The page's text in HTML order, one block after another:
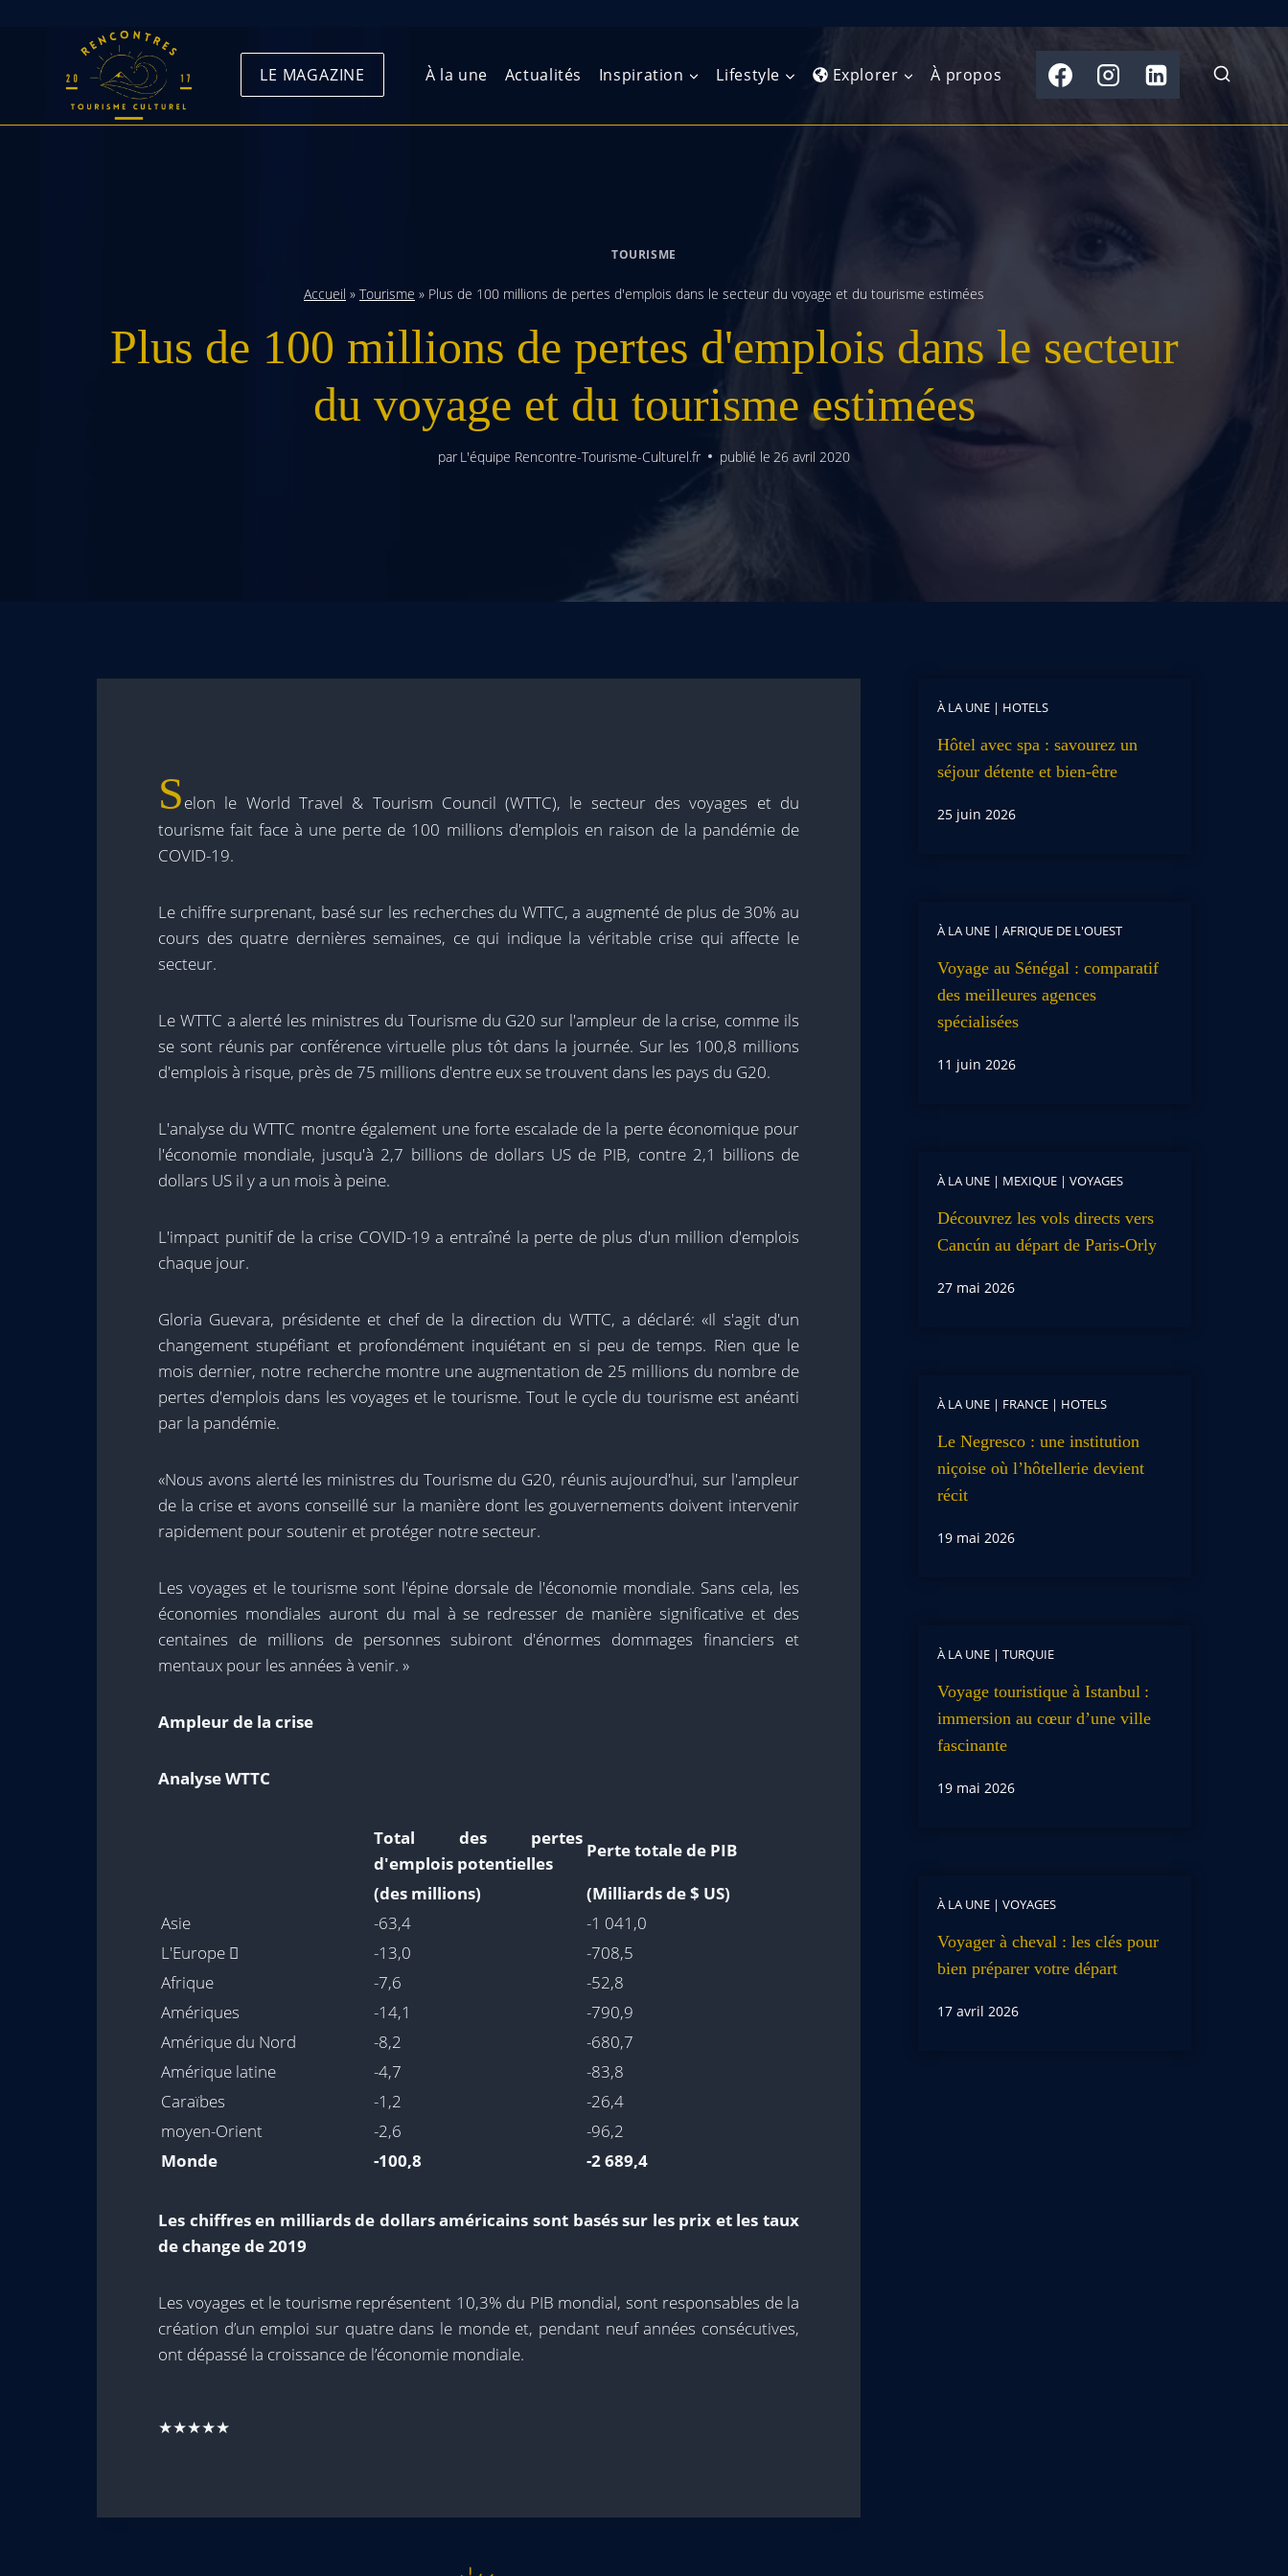
LE MAGAZINE À la une Actualités Inspiration Lifestyle Explorer
Balkans
Afrique de l’Est
Afrique australe
indien
Asie du Sud-Est
Extrême-Orient
À propos
TOURISME
Accueil » Tourisme » Plus de 100 millions de pertes d'emplois dans le secteur du voyage et du tourisme estimées
Plus de 100 millions de pertes d'emplois dans le secteur
du voyage et du tourisme estimées
par L'équipe Rencontre-Tourisme-Culturel.fr publié le 26 avril 2020
Selon le World Travel & Tourism Council (WTTC), le secteur des voyages et du
tourisme fait face à une perte de 100 millions d'emplois en raison de la pandémie de
COVID-19.
Le chiffre surprenant, basé sur les recherches du WTTC, a augmenté de plus de 30% au
cours des quatre dernières semaines, ce qui indique la véritable crise qui affecte le
secteur.
Le WTTC a alerté les ministres du Tourisme du G20 sur l'ampleur de la crise, comme ils
se sont réunis par conférence virtuelle plus tôt dans la journée. Sur les 100,8 millions
d'emplois à risque, près de 75 millions d'entre eux se trouvent dans les pays du G20.
L'analyse du WTTC montre également une forte escalade de la perte économique pour
l'économie mondiale, jusqu'à 2,7 billions de dollars US de PIB, contre 2,1 billions de
dollars US il y a un mois à peine.
L'impact punitif de la crise COVID-19 a entraîné la perte de plus d'un million d'emplois
chaque jour.
Gloria Guevara, présidente et chef de la direction du WTTC, a déclaré: «Il s'agit d'un
changement stupéfiant et profondément inquiétant en si peu de temps. Rien que le
mois dernier, notre recherche montre une augmentation de 25 millions du nombre de
pertes d'emplois dans les voyages et le tourisme. Tout le cycle du tourisme est anéanti
par la pandémie.
«Nous avons alerté les ministres du Tourisme du G20, réunis aujourd'hui, sur l'ampleur
de la crise et avons conseillé sur la manière dont les gouvernements doivent intervenir
rapidement pour soutenir et protéger notre secteur.
Les voyages et le tourisme sont l'épine dorsale de l'économie mondiale. Sans cela, les
économies mondiales auront du mal à se redresser de manière significative et des
centaines de millions de personnes subiront d'énormes dommages financiers et
mentaux pour les années à venir. »
Ampleur de la crise
Analyse WTTC
Total des pertes
d'emplois potentielles
Perte totale de PIB
(des millions)
(Milliards de $ US)
Asie
-63,4
-1 041,0
L'Europe 
-13,0
-708,5
Afrique
-7,6
-52,8
Amériques
-14,1
-790,9
Amérique du Nord
-8,2
-680,7
Amérique latine
-4,7
-83,8
Caraïbes
-1,2
-26,4
moyen-Orient
-2,6
-96,2
Monde
-100,8 -2 689,4
Les chiffres en milliards de dollars américains sont basés sur les prix et les taux
de change de 2019
Les voyages et le tourisme représentent 10,3% du PIB mondial, sont responsables de la
création d’un emploi sur quatre dans le monde et, pendant neuf années consécutives,
ont dépassé la croissance de l’économie mondiale.
★★★★★
À LA UNE| HOTELS
Hôtel avec spa : savourez un
séjour détente et bien-être
25 juin 2026
À LA UNE| AFRIQUE DE L'OUEST
Voyage au Sénégal : comparatif
des meilleures agences
spécialisées
11 juin 2026
À LA UNE| MEXIQUE| VOYAGES
Découvrez les vols directs vers
Cancún au départ de Paris-Orly
27 mai 2026
À LA UNE| FRANCE| HOTELS
Le Negresco : une institution
niçoise où l’hôtellerie devient
récit
19 mai 2026
À LA UNE| TURQUIE
Voyage touristique à Istanbul :
immersion au cœur d’une ville
fascinante
19 mai 2026
À LA UNE| VOYAGES
Voyager à cheval : les clés pour
bien préparer votre départ
17 avril 2026